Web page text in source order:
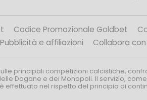
Codice Promozionale Goldbet
Pubblicità e affiliazioni
Collabora
principali competizioni calcistiche,
Dogane e dei Monopoli. Il servizio,
effettuato nel rispetto del principio di